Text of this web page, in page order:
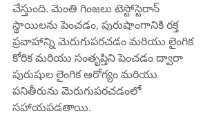
చేస్తుంది. మెంతి గింజలు టెస్టోస్టెరాన్
స్థాయిలను పెంచడం, పురుషాంగానికి రక్త
ప్రవాహాన్ని మెరుగుపరచడం మరియు లైంగిక
కోరిక మరియు సంతృప్తిని పెంచడం ద్వారా
పురుషుల లైంగిక ఆరోగ్యం మరియు
పనితీరును మెరుగుపరచడంలో
సహాయపడతాయి.